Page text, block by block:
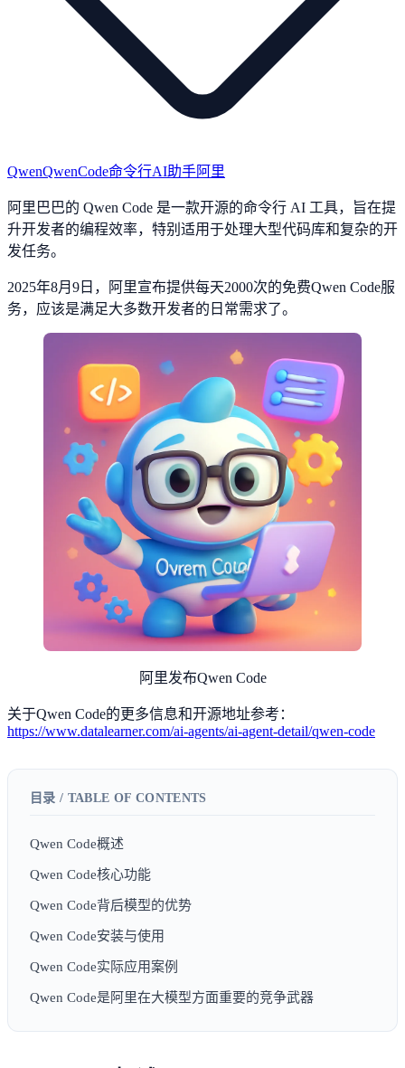
QwenQwenCode命令行AI助手阿里
阿里巴巴的 Qwen Code 是一款开源的命令行 AI 工具，旨在提
升开发者的编程效率，特别适用于处理大型代码库和复杂的开
发任务。
2025年8月9日，阿里宣布提供每天2000次的免费Qwen Code服
务，应该是满足大多数开发者的日常需求了。
阿里发布Qwen Code
关于Qwen Code的更多信息和开源地址参考：
https://www.datalearner.com/ai-agents/ai-agent-detail/qwen-code
Qwen Code概述
Qwen Code核心功能
Qwen Code背后模型的优势
Qwen Code安装与使用
Qwen Code实际应用案例
Qwen Code是阿里在大模型方面重要的竞争武器